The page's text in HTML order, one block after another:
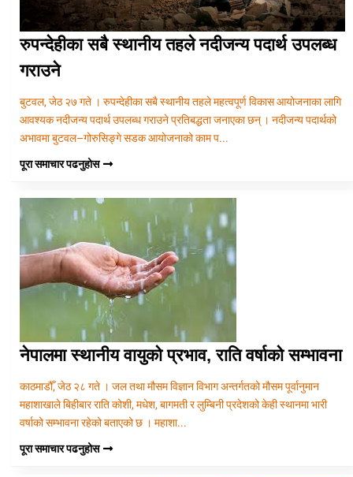
रुपन्देहीका सबै स्थानीय तहले नदीजन्य पदार्थ उपलब्ध
गराउने
बुटवल, जेठ २७ गते । रुपन्देहीका सबै स्थानीय तहले महत्वपूर्ण विकास आयोजनाका लागि
आवश्यक नदीजन्य पदार्थ उपलब्ध गराउने प्रतिबद्धता जनाएका छन् । नदीजन्य पदार्थको
अभावमा बुटवल–गोरुसिङ्गे सडक आयोजनाको काम प...
पूरा समाचार पढनुहोस
नेपालमा स्थानीय वायुको प्रभाव, राति वर्षाको सम्भावना
काठमाडौँ, जेठ २८ गते । जल तथा मौसम विज्ञान विभाग अन्तर्गतको मौसम पूर्वानुमान
महाशाखाले बिहीबार राति कोशी, मधेश, बागमती र लुम्बिनी प्रदेशको केही स्थानमा भारी
वर्षाको सम्भावना रहेको बताएको छ । महाशा...
पूरा समाचार पढनुहोस